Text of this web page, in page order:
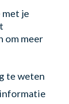
je
om meer
te weten